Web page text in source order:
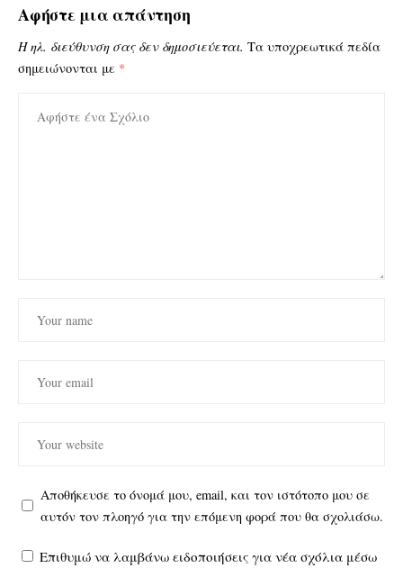
Αφήστε μια απάντηση
Η ηλ. διεύθυνση σας δεν δημοσιεύεται. Τα υποχρεωτικά πεδία
σημειώνονται με *
Αποθήκευσε το όνομά μου, email, και τον ιστότοπο μου σε
αυτόν τον πλοηγό για την επόμενη φορά που θα σχολιάσω.
Επιθυμώ να λαμβάνω ειδοποιήσεις για νέα σχόλια μέσω